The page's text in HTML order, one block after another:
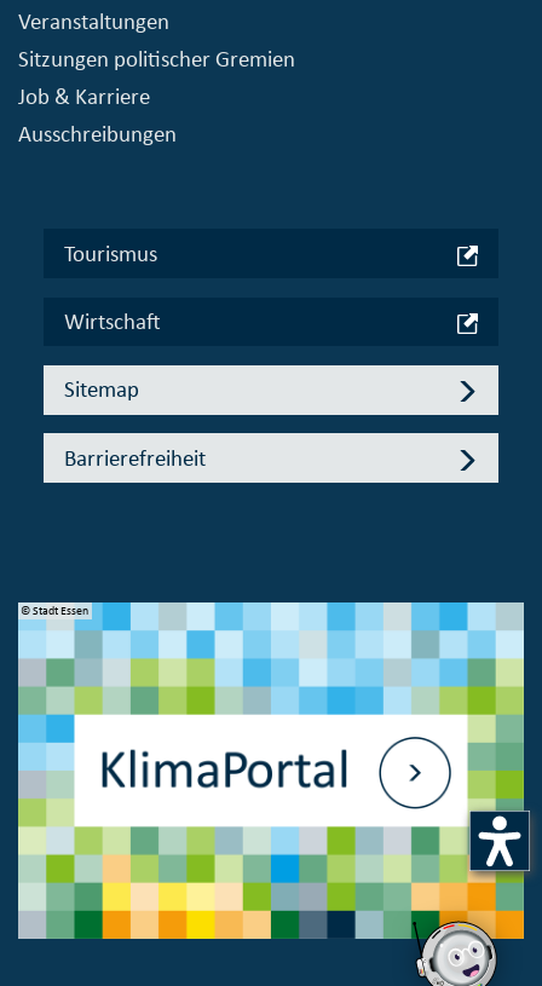
Veranstaltungen
Sitzungen politischer Gremien
Job & Karriere
Ausschreibungen
Tourismus
Wirtschaft
Sitemap
Barrierefreiheit
© Stadt Essen